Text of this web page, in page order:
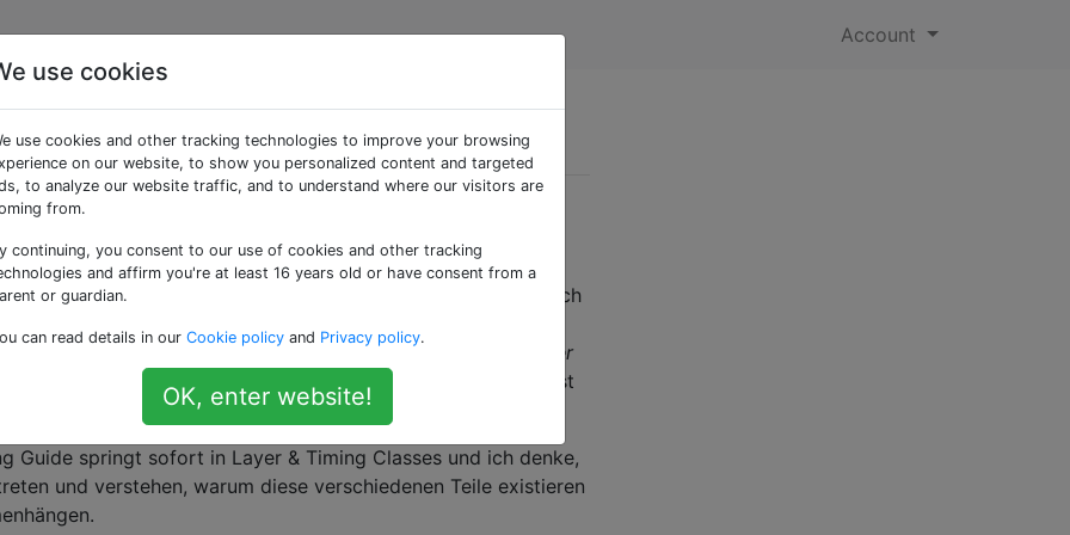
Account
gegen CALayers
von Animationen mit einem
Werfen Sie "
einer hohen Ebene aus artikulieren, damit ich besser
warum ich UIView-Animationen (mit denen ich jetzt ziemlich
möchte Animationen auf dem iPhone. Jede Ansicht in
Ebene. Und anscheinend können Sie den einen
und / oder
zusammen mischen?!? Aber wieso? Wo ist die Leitung? Was ist
Guide springt sofort in Layer & Timing Classes und ich denke,
und verstehen, warum diese verschiedenen Teile existieren
use cookies
use cookies and other tracking technologies to improve your browsing
on our website, to show you personalized content and targeted
to analyze our website traffic, and to understand where our visitors are
from.
continuing, you consent to our use of cookies and other tracking
and affirm you're at least 16 years old or have consent from a
or guardian.
can read details in our Cookie policy and Privacy policy.
OK, enter website!